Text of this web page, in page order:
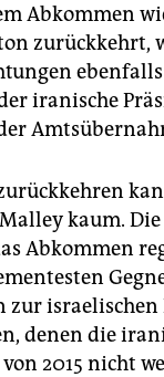
Abkommen
zurückkehrt,
iranische
kaum. Die
Abkommen
zur israelischen
denen die
2015 nicht